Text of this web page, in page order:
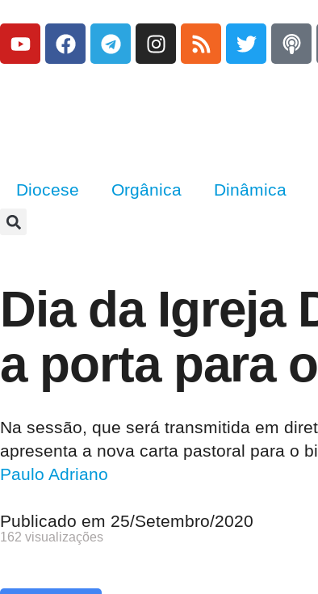
Diocese Orgânica Dinâmica
Dia da Igreja
a porta para
Na sessão, que será transmitida em
apresenta a nova carta pastoral para o
Paulo Adriano
Publicado em 25/Setembro/2020
162 visualizações